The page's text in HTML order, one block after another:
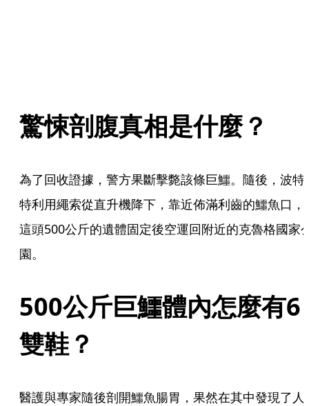
驚悚剖腹真相是什麼？
為了回收證據，警方果斷擊斃該條巨鱷。隨後，波特
特利用繩索從直升機降下，靠近佈滿利齒的鱷魚口，
這頭500公斤的遺體固定後空運回附近的克魯格國家
園。
500公斤巨鱷體內怎麼有6
雙鞋？
醫護與專家隨後剖開鱷魚腸胃，果然在其中發現了人